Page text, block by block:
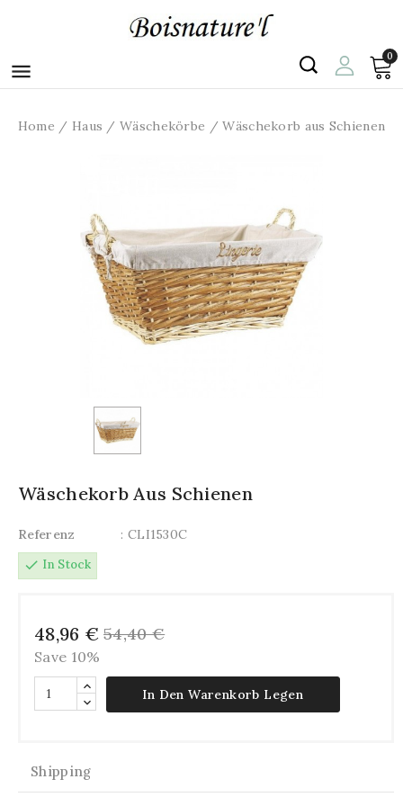

0
Home Haus Wäschekörbe Wäschekorb aus Schienen
Wäschekorb Aus Schienen
Referenz
: CLI1530C
check In Stock
48,96 € 54,40 €
Save 10%
In Den Warenkorb Legen
Shipping